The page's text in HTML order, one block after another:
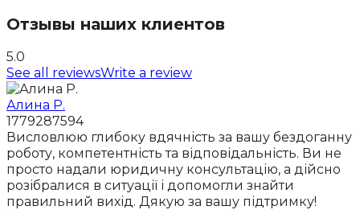
Отзывы наших клиентов
5.0
See all reviewsWrite a review
Алина Р.
1779287594
Висловлюю глибоку вдячність за вашу бездоганну
роботу, компетентність та відповідальність. Ви не
просто надали юридичну консультацію, а дійсно
розібралися в ситуації і допомогли знайти
правильний вихід. Дякую за вашу підтримку!